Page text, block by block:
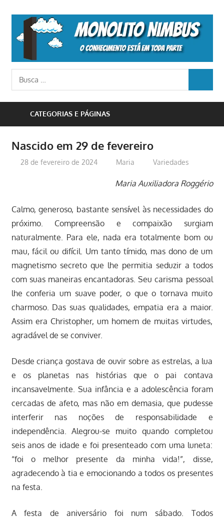
content
o
conhecimento
Busca
para:
CATEGORIAS E PÁGINAS
Nascido em 29 de fevereiro
28 de fevereiro de 2024 Maria Variedades
Maria Auxiliadora Roggério
Calmo, generoso, bastante sensível às necessidades do
próximo. Compreensão e compaixão surgiam
naturalmente. Para ele, nada era totalmente bom ou
mau, fácil ou difícil. Um tanto tímido, mas dono de um
magnetismo secreto que lhe permitia seduzir a todos
com suas maneiras encantadoras. Seu carisma pessoal
lhe conferia um suave poder, o que o tornava muito
charmoso. Das suas qualidades, empatia era a maior.
Assim era Christopher, um homem de muitas virtudes,
agradável de se conviver.
Desde criança gostava de ouvir sobre as estrelas, a lua
e os planetas nas histórias que o pai contava
incansavelmente. Sua infância e a adolescência foram
cercadas de afeto, mas não em demasia, que pudesse
interferir nas noções de responsabilidade e
independência. Alegrou-se muito quando completou
seis anos de idade e foi presenteado com uma luneta:
“foi o melhor presente da minha vida!”, disse,
agradecendo à tia e emocionando a todos os presentes
na festa.
A festa de aniversário foi num sábado. Todos